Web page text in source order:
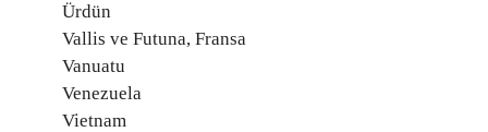
Ürdün
Vallis ve Futuna, Fransa
Vanuatu
Venezuela
Vietnam